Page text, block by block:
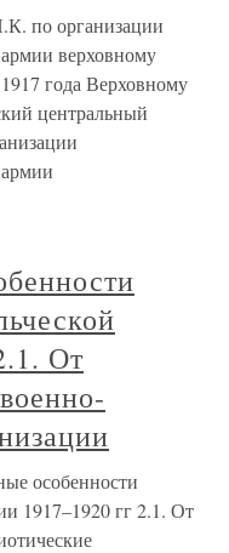
по организации
верховному
года Верховному
центральный
От
особенности
1917–1920 гг 2.1. От